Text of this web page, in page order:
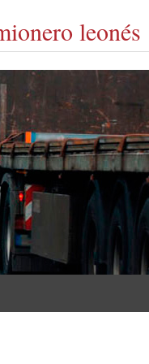
leonés